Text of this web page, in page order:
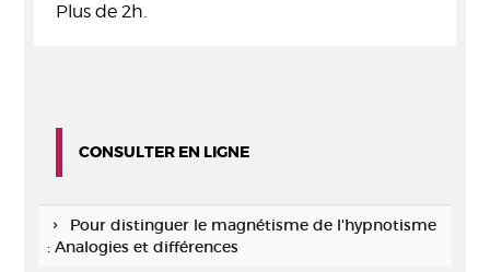
Plus de 2h.
CONSULTER EN LIGNE
Pour distinguer le magnétisme de l'hypnotisme
: Analogies et différences